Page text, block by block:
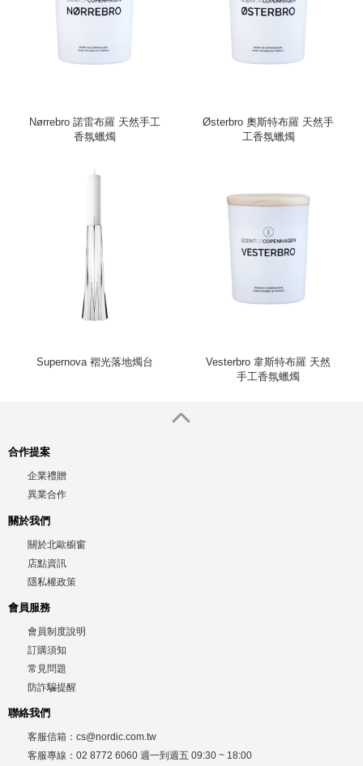
Nørrebro 諾雷布羅 天然手工
香氛蠟燭
Østerbro 奧斯特布羅 天然手
工香氛蠟燭
Supernova 褶光落地燭台
Vesterbro 韋斯特布羅 天然
手工香氛蠟燭
合作提案
企業禮贈
異業合作
關於我們
關於北歐櫥窗
店點資訊
隱私權政策
會員服務
會員制度說明
訂購須知
常見問題
防詐騙提醒
聯絡我們
客服信箱： cs@nordic.com.tw
客服專線： 02 8772 6060 週一到週五 09:30 ~ 18:00